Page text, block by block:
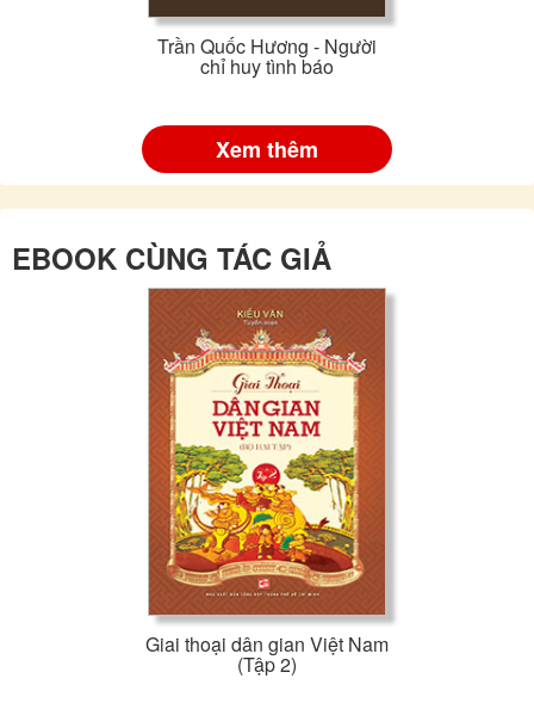
Trần Quốc Hương - Người
chỉ huy tình báo
Xem thêm
EBOOK CÙNG TÁC GIẢ
Giai thoại dân gian Việt Nam
(Tập 2)